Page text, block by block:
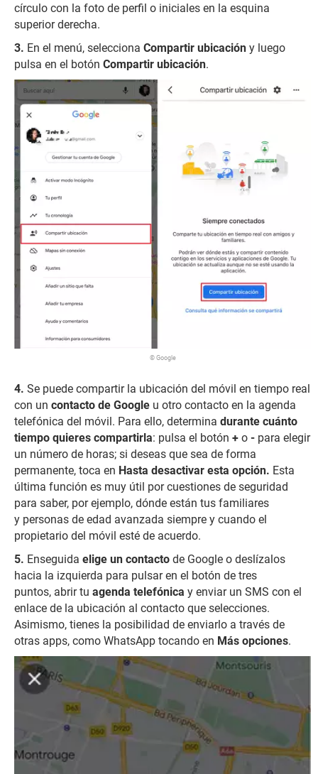
círculo con la foto de perfil o iniciales en la esquina
superior derecha.
En el menú, selecciona Compartir ubicación y luego
pulsa en el botón Compartir ubicación.
© Google
Se puede compartir la ubicación del móvil en tiempo real
con un contacto de Google u otro contacto en la agenda
telefónica del móvil. Para ello, determina durante cuánto
tiempo quieres compartirla: pulsa el botón + o - para elegir
un número de horas; si deseas que sea de forma
permanente, toca en Hasta desactivar esta opción. Esta
última función es muy útil por cuestiones de seguridad
para saber, por ejemplo, dónde están tus familiares
y personas de edad avanzada siempre y cuando el
propietario del móvil esté de acuerdo.
Enseguida elige un contacto de Google o deslízalos
hacia la izquierda para pulsar en el botón de tres
puntos, abrir tu agenda telefónica y enviar un SMS con el
enlace de la ubicación al contacto que selecciones.
Asimismo, tienes la posibilidad de enviarlo a través de
otras apps, como WhatsApp tocando en Más opciones.